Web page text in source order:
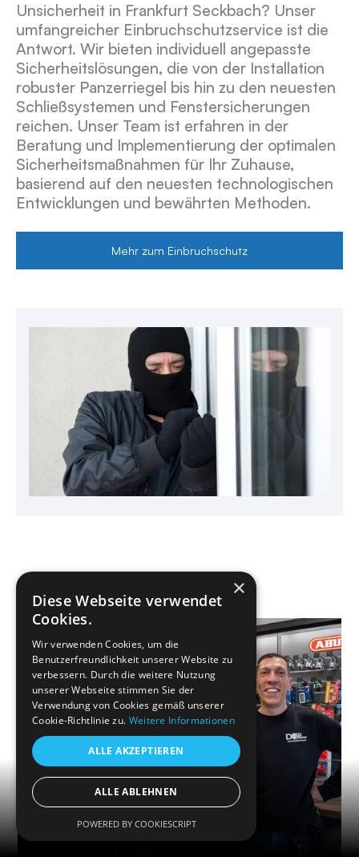
Menü
Unsicherheit in Frankfurt Seckbach? Unser
umfangreicher Einbruchschutzservice ist die
Antwort. Wir bieten individuell angepasste
Sicherheitslösungen, die von der Installation
robuster Panzerriegel bis hin zu den neuesten
Schließsystemen und Fenstersicherungen
reichen. Unser Team ist erfahren in der
Beratung und Implementierung der optimalen
Sicherheitsmaßnahmen für Ihr Zuhause,
basierend auf den neuesten technologischen
Entwicklungen und bewährten Methoden.
Mehr zum Einbruchschutz
×
Diese Webseite verwendet
Cookies.
Wir verwenden Cookies, um die
Benutzerfreundlichkeit unserer Website zu
verbessern. Durch die weitere Nutzung
unserer Webseite stimmen Sie der
Verwendung von Cookies gemäß unserer
Cookie-Richtlinie zu. Weitere Informationen
ALLE AKZEPTIEREN
ALLE ABLEHNEN
POWERED BY COOKIESCRIPT